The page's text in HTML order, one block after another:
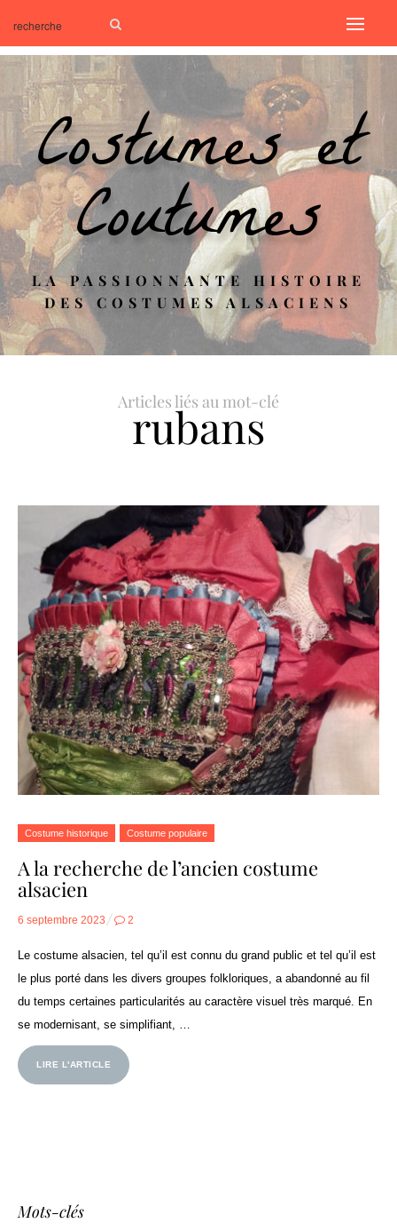
Costumes et
Coutumes
LA PASSIONNANTE HISTOIRE
DES COSTUMES ALSACIENS
Articles liés au mot-clé
rubans
Costume historique Costume populaire
A la recherche de l’ancien costume
alsacien
Posted
6 septembre 2023 2
Le costume alsacien, tel qu’il est connu du grand public et tel qu’il est
le plus porté dans les divers groupes folkloriques, a abandonné au fil
du temps certaines particularités au caractère visuel très marqué. En
se modernisant, se simplifiant, …
LIRE L'ARTICLE
Mots-clés